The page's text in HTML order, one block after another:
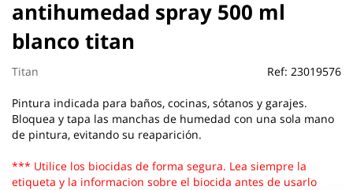
antihumedad spray 500 ml
blanco titan
Titan Ref: 23019576
Pintura indicada para baños, cocinas, sótanos y garajes.
Bloquea y tapa las manchas de humedad con una sola mano
de pintura, evitando su reaparición.
*** Utilice los biocidas de forma segura. Lea siempre la
etiqueta y la informacion sobre el biocida antes de usarlo
comienzo
de
la
galería
de